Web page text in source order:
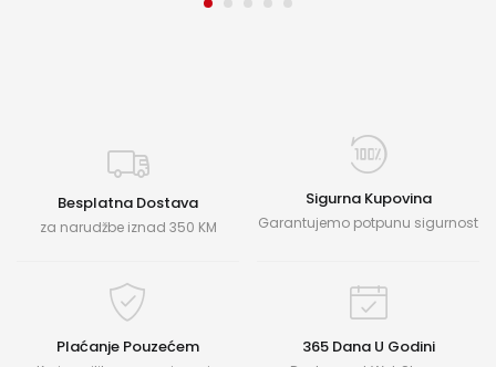
Besplatna Dostava
za narudžbe iznad 350 KM
Sigurna Kupovina
Garantujemo potpunu sigurnost
Plaćanje Pouzećem 365 Dana U Godini